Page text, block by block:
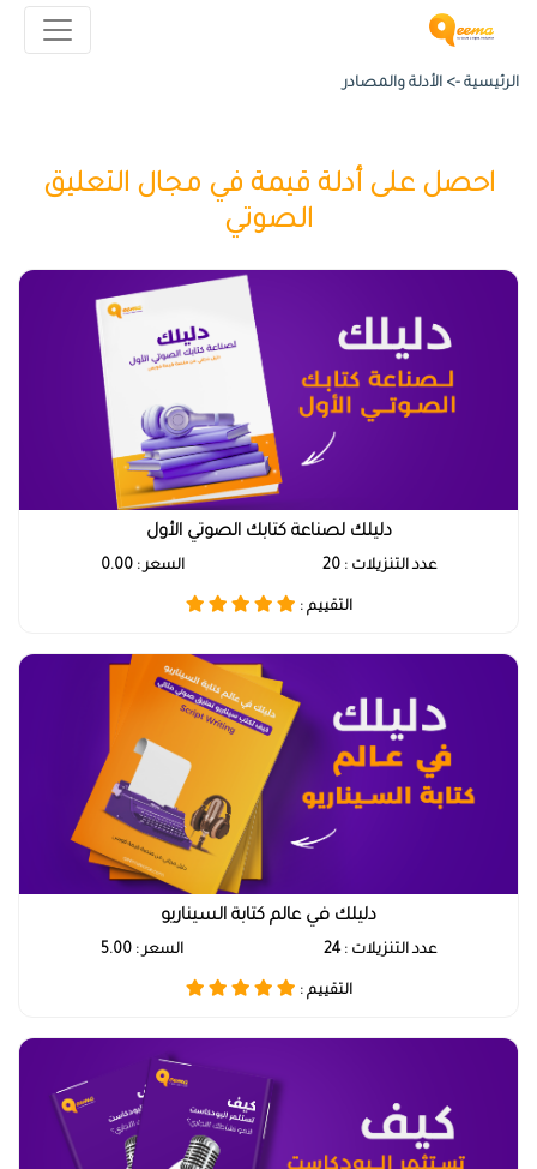
الرئيسية -> الأدلة والمصادر
احصل على أدلة قيمة في مجال التعليق
الصوتي
دليلك لصناعة كتابك الصوتي الأول
عدد التنزيلات : 20 السعر : 0.00
التقييم :
دليلك في عالم كتابة السيناريو
عدد التنزيلات : 24 السعر : 5.00
التقييم :